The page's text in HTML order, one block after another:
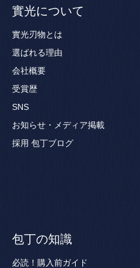
實光について
實光刃物とは
選ばれる理由
会社概要
受賞歴
SNS
お知らせ・メディア掲載
採用 包丁ブログ
包丁の知識
必読！購入前ガイド